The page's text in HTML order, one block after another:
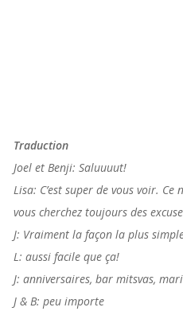
Traduction
Joel et Benji: Saluuuut!
Lisa: C’est super de vous voir.
vous cherchez toujours des
J: Vraiment la façon la plus
L: aussi facile que ça!
J: anniversaires, bar mitsvas,
J & B: peu importe